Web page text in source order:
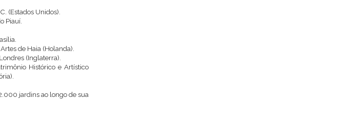
(Estados Unidos).
Piauí.
de Haia (Holanda).
(Inglaterra).
Histórico e Artístico
jardins ao longo de sua